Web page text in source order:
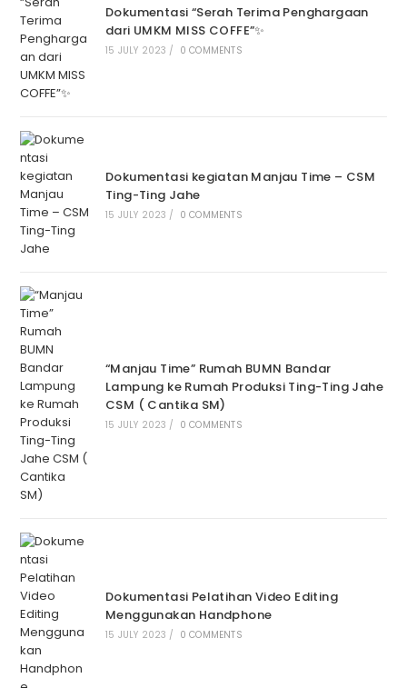
Dokumentasi “Serah Terima Penghargaan
dari UMKM MISS COFFE”✨
15 JULY 2023 / 0 COMMENTS
Dokumentasi kegiatan Manjau Time – CSM
Ting-Ting Jahe
15 JULY 2023 / 0 COMMENTS
“Manjau Time” Rumah BUMN Bandar
Lampung ke Rumah Produksi Ting-Ting Jahe
CSM ( Cantika SM)
15 JULY 2023 / 0 COMMENTS
Dokumentasi Pelatihan Video Editing
Menggunakan Handphone
15 JULY 2023 / 0 COMMENTS